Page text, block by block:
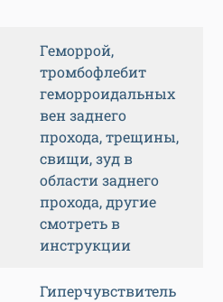
Геморрой,
тромбофлебит
геморроидальных
вен заднего
прохода, трещины,
свищи, зуд в
области заднего
прохода, другие
смотреть в
инструкции
Гиперчувствитель